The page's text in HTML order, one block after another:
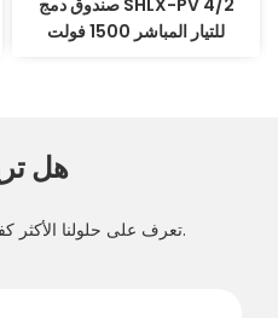
للتيار المباشر 1500 فولت
هل
تعرف على حلولنا الأكثر كفاءة وأمانًا لحماية الدوائر واستخدمها.